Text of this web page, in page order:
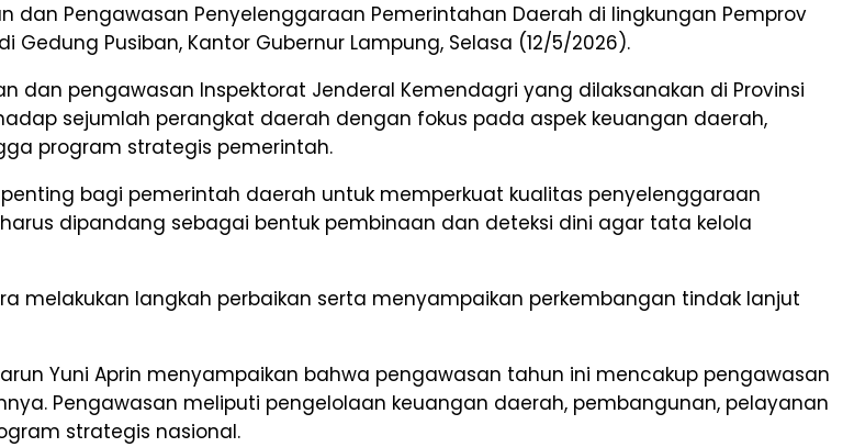
dan Pengawasan Penyelenggaraan Pemerintahan Daerah di lingkungan Pemprov
Pusiban, Kantor Gubernur Lampung, Selasa (12/5/2026).
pengawasan Inspektorat Jenderal Kemendagri yang dilaksanakan di Provinsi
sejumlah perangkat daerah dengan fokus pada aspek keuangan daerah,
program strategis pemerintah.
bagi pemerintah daerah untuk memperkuat kualitas penyelenggaraan
dipandang sebagai bentuk pembinaan dan deteksi dini agar tata kelola
melakukan langkah perbaikan serta menyampaikan perkembangan tindak lanjut
Yuni Aprin menyampaikan bahwa pengawasan tahun ini mencakup pengawasan
Pengawasan meliputi pengelolaan keuangan daerah, pembangunan, pelayanan
strategis nasional.